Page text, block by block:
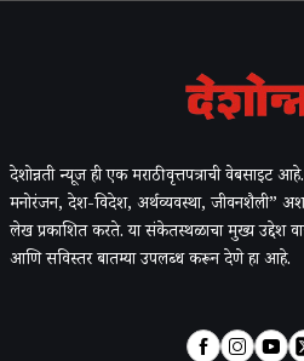
देशोन्नती न्यूज ही एक मराठी वृत्तपत्राची वेबसाइट
मनोरंजन, देश-विदेश, अर्थव्यवस्था, जीवनशैली”
लेख प्रकाशित करते. या संकेतस्थळाचा मुख्य उद्देश
आणि सविस्तर बातम्या उपलब्ध करून देणे हा आहे.